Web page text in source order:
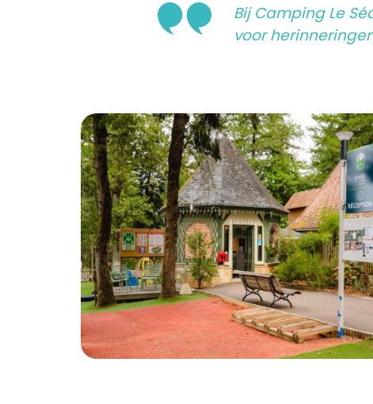
Bij Camping Le
voor